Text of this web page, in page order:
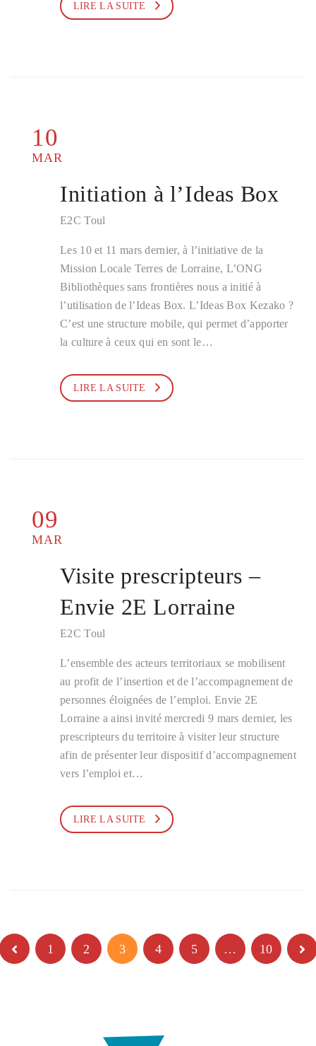
LIRE LA SUITE
10
MAR
Initiation à l’Ideas Box
E2C Toul
Les 10 et 11 mars dernier, à l’initiative de la
Mission Locale Terres de Lorraine, L’ONG
Bibliothèques sans frontières nous a initié à
l’utilisation de l’Ideas Box. L’Ideas Box Kezako ?
C’est une structure mobile, qui permet d’apporter
la culture à ceux qui en sont le…
LIRE LA SUITE
09
MAR
Visite prescripteurs –
Envie 2E Lorraine
E2C Toul
L’ensemble des acteurs territoriaux se mobilisent
au profit de l’insertion et de l’accompagnement de
personnes éloignées de l’emploi. Envie 2E
Lorraine a ainsi invité mercredi 9 mars dernier, les
prescripteurs du territoire à visiter leur structure
afin de présenter leur dispositif d’accompagnement
vers l’emploi et…
LIRE LA SUITE
1 2 3 4 5 … 10